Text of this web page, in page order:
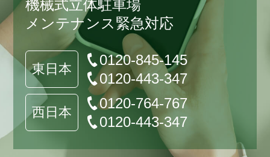
機械式立体駐車場
メンテナンス緊急対応
東日本
0120-845-145
0120-443-347
西日本
0120-764-767
0120-443-347